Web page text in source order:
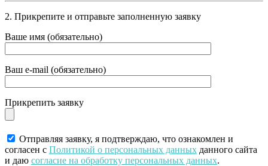
2. Прикрепите и отправьте заполненную заявку
Ваше имя (обязательно)
Ваш e-mail (обязательно)
Прикрепить заявку
Отправляя заявку, я подтверждаю, что ознакомлен и
согласен с Политикой о персональных данных данного сайта
и даю согласие на обработку персональных данных.